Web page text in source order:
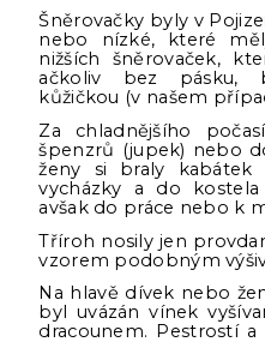
Šněrovačky byly v
nebo nízké, které
nižších šněrovaček,
ačkoliv bez pásku,
kůžičkou (v našem
Za chladnějšího
špenzrů (jupek) nebo
ženy si braly
vycházky a do
avšak do práce nebo k
Tříroh nosily jen
vzorem podobným
Na hlavě dívek nebo
byl uvázán vínek
dracounem. Pestrostí